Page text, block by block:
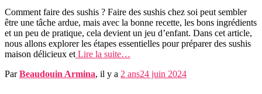
Comment faire des sushis ? Faire des sushis chez soi peut sembler
être une tâche ardue, mais avec la bonne recette, les bons ingrédients
et un peu de pratique, cela devient un jeu d’enfant. Dans cet article,
nous allons explorer les étapes essentielles pour préparer des sushis
maison délicieux et Lire la suite…
ParBeaudouin Armina, il y a 2 ans24 juin 2024